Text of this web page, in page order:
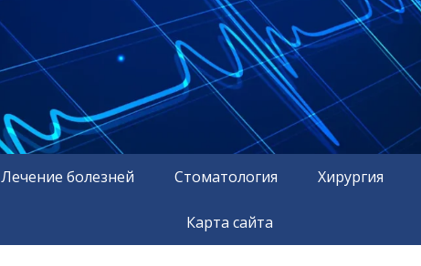
Лечение болезней Стоматология Хирургия
Карта сайта